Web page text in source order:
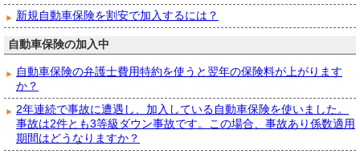
新規自動車保険を割安で加入するには？
自動車保険の加入中
自動車保険の弁護士費用特約を使うと翌年の保険料が上がります
か？
2年連続で事故に遭遇し、加入している自動車保険を使いました。
事故は2件とも3等級ダウン事故です。この場合、事故あり係数適用
期間はどうなりますか？